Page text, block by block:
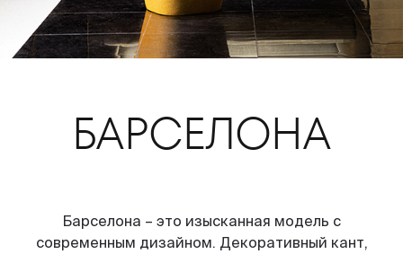
БАРСЕЛОНА
Барселона – это изысканная модель с
современным дизайном. Декоративный кант,